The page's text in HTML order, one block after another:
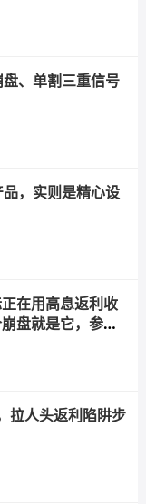
、单割三重信号
，实则是精心设
在用高息返利收
盘就是它，参与
拉人头返利陷阱步